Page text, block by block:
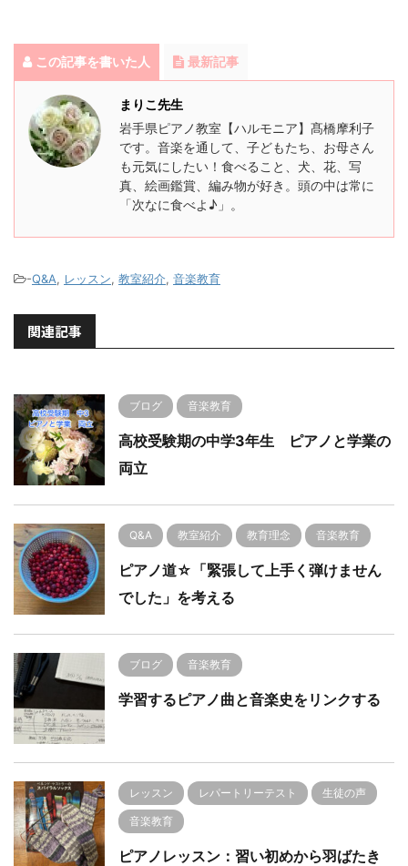
この記事を書いた人 最新記事
まりこ先生
岩手県ピアノ教室【ハルモニア】髙橋摩利子
です。音楽を通して、子どもたち、お母さん
も元気にしたい！食べること、犬、花、写
真、絵画鑑賞、編み物が好き。頭の中は常に
「次なに食べよ♪」。
-Q&A, レッスン, 教室紹介, 音楽教育
関連記事
ブログ 音楽教育
高校受験期の中学3年生 ピアノと学業の
両立
Q&A 教室紹介 教育理念 音楽教育
ピアノ道☆「緊張して上手く弾けません
でした」を考える
ブログ 音楽教育
学習するピアノ曲と音楽史をリンクする
レッスン レパートリーテスト 生徒の声
音楽教育
ピアノレッスン：習い初めから羽ばたき